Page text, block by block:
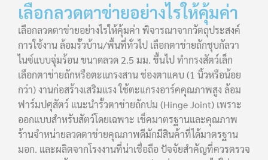
เลือกลวดตาข่ายอย่างไรให้คุ้มค่า
เลือกลวดตาข่ายอย่างไรให้คุ้มค่า พิจารณาจากวัตถุประสงค์
การใช้งาน ล้อมรั้วบ้าน/พื้นที่ทั่วไป เลือกตาข่ายถักชุบกัลวา
ไนซ์แบบจุ่มร้อน ขนาดลวด 2.5 มม. ขึ้นไป ทำกรงสัตว์เล็ก
เลือกตาข่ายถักหรือตะแกรงสาน ช่องตาแคบ (1 นิ้วหรือน้อย
กว่า) งานก่อสร้างเสริมแรง ใช้ตะแกรงอาร์คคุณภาพสูง ล้อม
ฟาร์มปศุสัตว์ แนะนำรั้วตาข่ายถักปม (Hinge Joint) เพราะ
ออกแบบสำหรับสัตว์โดยเฉพาะ เช็คมาตรฐานและคุณภาพ
ร้านจำหน่ายลวดตาข่ายคุณภาพดีมักมีสินค้าที่ได้มาตรฐาน
มอก. และผลิตจากโรงงานที่น่าเชื่อถือ ปัจจัยสำคัญที่ควรตรวจ